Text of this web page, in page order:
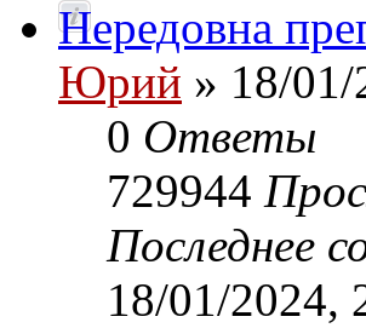
Нередовна
Юрий » 18/
0 Ответы
729944
Последнее
18/01/2024,